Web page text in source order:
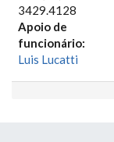
3429.4128
Apoio de
funcionário:
Luis Lucatti